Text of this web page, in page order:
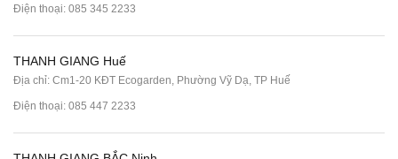
Điện thoại: 085 345 2233
THANH GIANG Huế
Địa chỉ: Cm1-20 KĐT Ecogarden, Phường Vỹ Dạ, TP Huế
Điện thoại: 085 447 2233